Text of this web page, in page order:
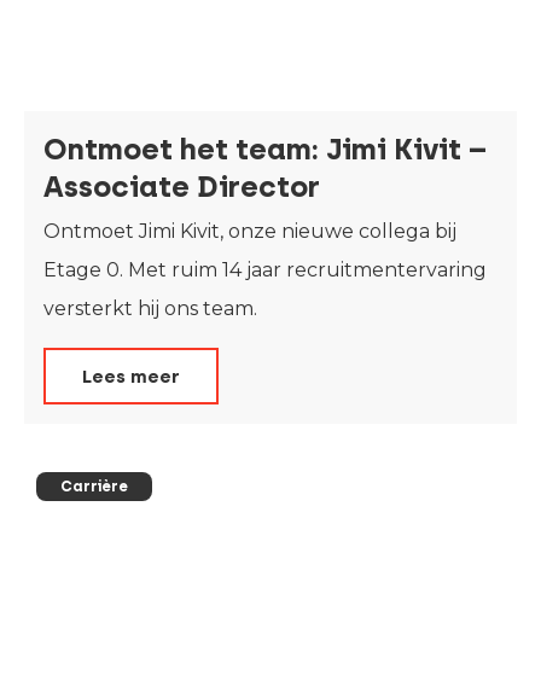
Ontmoet het team: Jimi Kivit –
Associate Director
Ontmoet Jimi Kivit, onze nieuwe collega bij
Etage 0. Met ruim 14 jaar recruitmentervaring
versterkt hij ons team.
Lees meer
Carrière